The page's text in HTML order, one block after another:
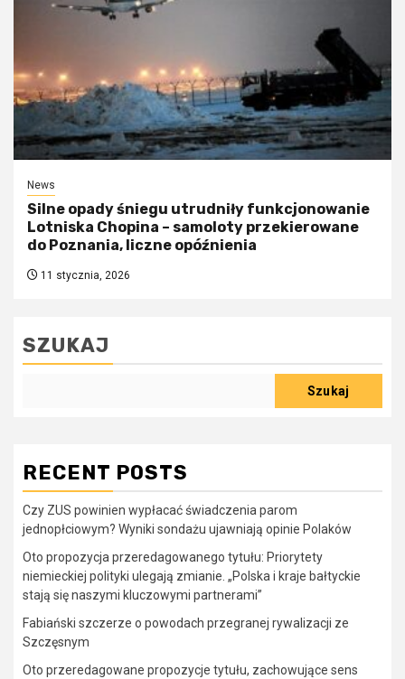
News
Silne opady śniegu utrudniły funkcjonowanie
Lotniska Chopina – samoloty przekierowane
do Poznania, liczne opóźnienia
11 stycznia, 2026
SZUKAJ
Szukaj
RECENT POSTS
Czy ZUS powinien wypłacać świadczenia parom
jednopłciowym? Wyniki sondażu ujawniają opinie Polaków
Oto propozycja przeredagowanego tytułu: Priorytety
niemieckiej polityki ulegają zmianie. „Polska i kraje bałtyckie
stają się naszymi kluczowymi partnerami”
Fabiański szczerze o powodach przegranej rywalizacji ze
Szczęsnym
Oto przeredagowane propozycje tytułu, zachowujące sens